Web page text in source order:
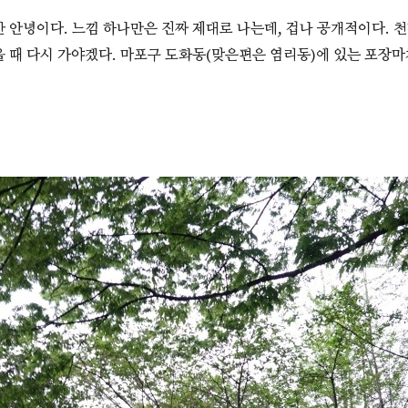
안녕이다. 느낌 하나만은 진짜 제대로 나는데, 겁나 공개적이다.
때 다시 가야겠다. 마포구 도화동(맞은편은 염리동)에 있는 포장